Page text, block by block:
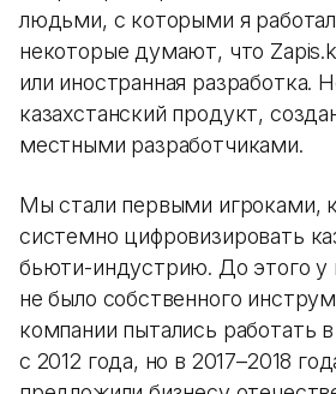
людьми, с которыми я
некоторые думают, что
или иностранная разработка.
казахстанский продукт,
местными разработчиками.
Мы стали первыми игроками,
системно цифровизировать
бьюти-индустрию. До этого у
не было собственного
компании пытались работать
с 2012 года, но в 2017–2018